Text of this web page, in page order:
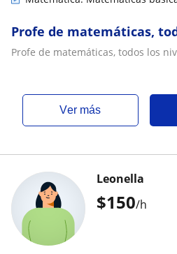
Profe de matemáticas,
Profe de matemáticas, todos los
ver más
$150/h
Leonella